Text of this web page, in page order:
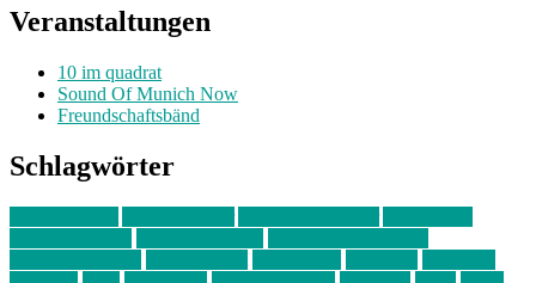
Veranstaltungen
10 im quadrat
Sound Of Munich Now
Freundschaftsbänd
Schlagwörter